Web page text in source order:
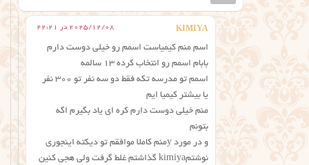
KIMIYA 2025/12/08 در 22:21
اسم منم کیمیاست اسمم رو خیلی دوست دارم
بابام اسمم رو انتخاب کرده ۱۳ سالمه
اسمم تو مدرسه تکه فقط دو سه نفر تو ۳۰۰ نفر
یا بیشتر کیمیا ایم
منم خیلی دوست دارم کره ای یاد بگیرم اگه
بتونم
و در مورد yمنم کاملا موافقم تو دیکته اینجوری
نوشتمkimiya گذاشتم غلط گرفت ولی هجی کنین